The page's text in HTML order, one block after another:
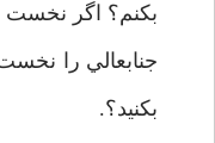
بکنم؟ اگر نخست
جنابعالي را
بکنيد؟.